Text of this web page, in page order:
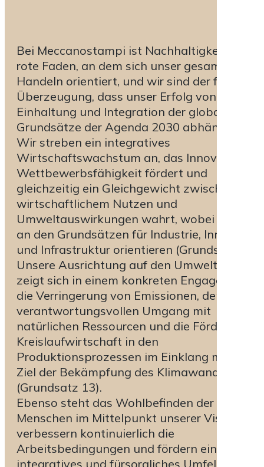
Bei Meccanostampi ist Nachhaltigkeit der
rote Faden, an dem sich unser gesamtes
Handeln orientiert, und wir sind der festen
Überzeugung, dass unser Erfolg von der
Einhaltung und Integration der globalen
Grundsätze der Agenda 2030 abhängt.
Wir streben ein integratives
Wirtschaftswachstum an, das Innovation
Wettbewerbsfähigkeit fördert und
gleichzeitig ein Gleichgewicht zwischen
wirtschaftlichem Nutzen und
Umweltauswirkungen wahrt, wobei wir uns
an den Grundsätzen für Industrie, Innovation
und Infrastruktur orientieren (Grundsatz 9).
Unsere Ausrichtung auf den Umweltschutz
zeigt sich in einem konkreten Engagement
die Verringerung von Emissionen, den
verantwortungsvollen Umgang mit
natürlichen Ressourcen und die Förderung
Kreislaufwirtschaft in den
Produktionsprozessen im Einklang mit dem
Ziel der Bekämpfung des Klimawandels
(Grundsatz 13).
Ebenso steht das Wohlbefinden der
Menschen im Mittelpunkt unserer Vision: Wir
verbessern kontinuierlich die
Arbeitsbedingungen und fördern ein
integratives und fürsorgliches Umfeld, wobei